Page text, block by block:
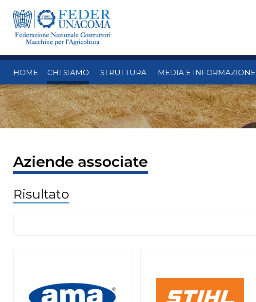
HOME CHI SIAMO STRUTTURA MEDIA E INFORMAZIONE
Aziende associate
Risultato